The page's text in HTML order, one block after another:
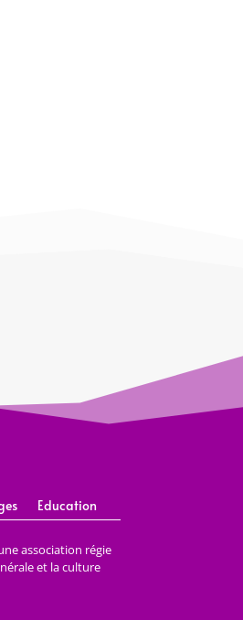
Education
association régie
et la culture